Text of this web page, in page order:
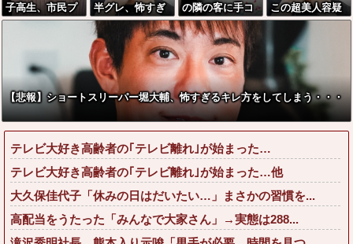
子高生、市民プ
ールでエグい乳
半グレ、怖すぎ
る→御尊顔がこ
ちら…
の隣の客に手コ
キされたイケメ
ンwwwwwwww
この超美人容疑
者が、整形か否
か判定して！！
→画像がこちら
w w w w w w w
w w w
【悲報】ショートスリーパー堀大輔、怖すぎるキレ方をしてしまう・・・
テレビ大好き高齢者の｢テレビ離れ｣が始まった…
テレビ大好き高齢者の｢テレビ離れ｣が始まった…他
大久保佳代子「休みの日はだいたい…」まさかの習慣を...
高配当をうたった「みんなで大家さん」→実態は288...